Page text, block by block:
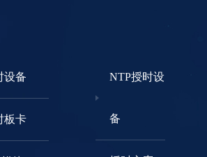
设备 NTP授时设
备
板卡